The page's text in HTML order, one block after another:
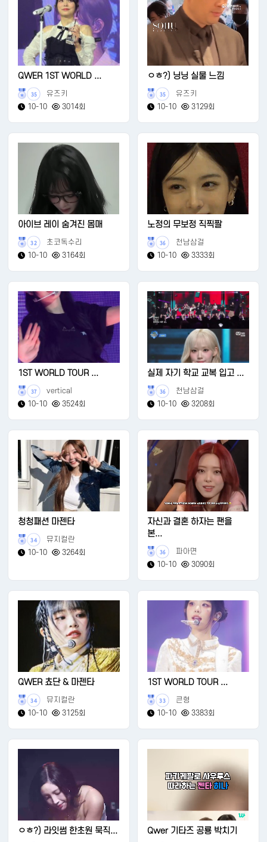
QWER 1ST WORLD ...
35
유즈키
10-10
3014회
ㅇㅎ?) 닝닝 실물 느낌
35
유즈키
10-10
3129회
아이브 레이 숨겨진 몸매
32
초코독수리
10-10
3164회
노정의 무보정 직찍짤
36
천남삼걸
10-10
3333회
1ST WORLD TOUR ...
37
vertical
10-10
3524회
실제 자기 학교 교복 입고 ...
36
천남삼걸
10-10
3208회
청청패션 마젠타
34
뮤지컬란
10-10
3264회
자신과 결혼 하자는 팬을
본...
36
파아면
10-10
3090회
QWER 쵸단 & 마젠타
34
뮤지컬란
10-10
3125회
1ST WORLD TOUR ...
33
큰형
10-10
3383회
ㅇㅎ?) 라잇썸 한초원 묵직... Qwer 기타즈 공룡 박치기